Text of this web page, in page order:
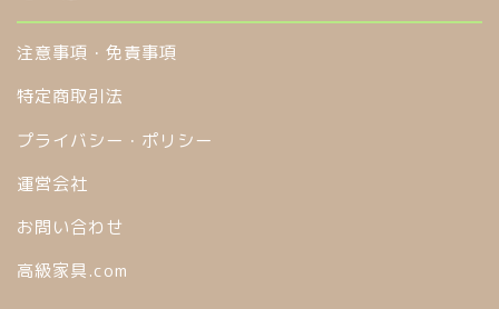
注意事項・免責事項
特定商取引法
プライバシー・ポリシー
運営会社
お問い合わせ
高級家具.com